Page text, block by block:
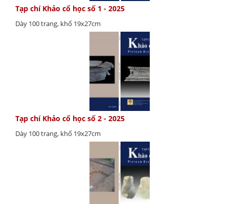
Tạp chí Khảo cổ học số 1 - 2025
Dày 100 trang, khổ 19x27cm
Tạp chí Khảo cổ học số 2 - 2025
Dày 100 trang, khổ 19x27cm